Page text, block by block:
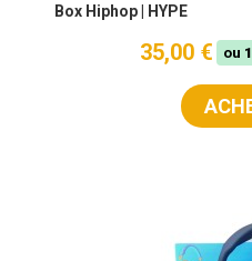
Box Hiphop | HYPE
35,00 € ou